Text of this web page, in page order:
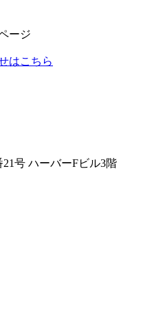
ージ
はこちら
号 ハーバーFビル3階